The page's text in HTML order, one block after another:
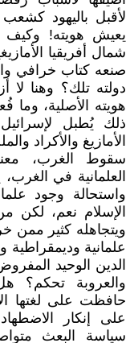
لأقبل باليهود
يعيش هويته! وكيف
شمال أفريقيا
صنعه كتاب خرافي
دولته تلك؟ وهنا
هويته الأصلية، وما
ذلك يُطبل
الأمازيغ والأكراد
سقوط الغرب،
العلمانية في
واستحالة وجود
الإسلام نعم، لكن
ويتجاهله كثير ممن
علمانية وديمقراطية
الدين الوحيد
والعروبة تحكم؟
حافظت على لغتها
على إنكار
سياسة البعث